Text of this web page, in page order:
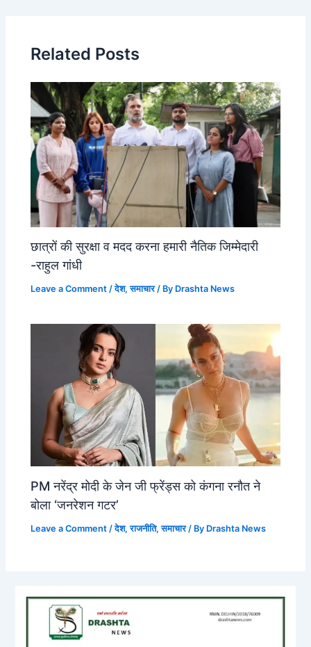
Related Posts
छात्रों की सुरक्षा व मदद करना हमारी नैतिक जिम्मेदारी
-राहुल गांधी
Leave a Comment /देश,समाचार/ By Drashta News
PM नरेंद्र मोदी के जेन जी फ्रेंड्स को कंगना रनौत ने
बोला ‘जनरेशन गटर’
Leave a Comment /देश,राजनीति,समाचार/ By Drashta News